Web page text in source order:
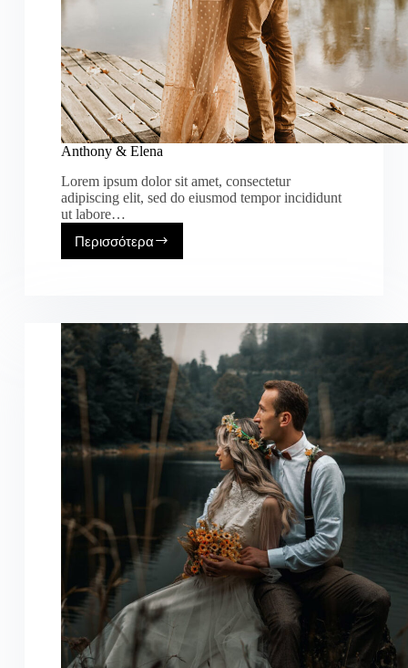
Anthony & Elena
Lorem ipsum dolor sit amet, consectetur
adipiscing elit, sed do eiusmod tempor incididunt
ut labore…
Περισσότερα